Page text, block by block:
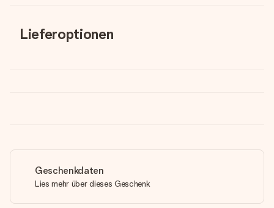
Lieferoptionen
Geschenkdaten
Lies mehr über dieses Geschenk